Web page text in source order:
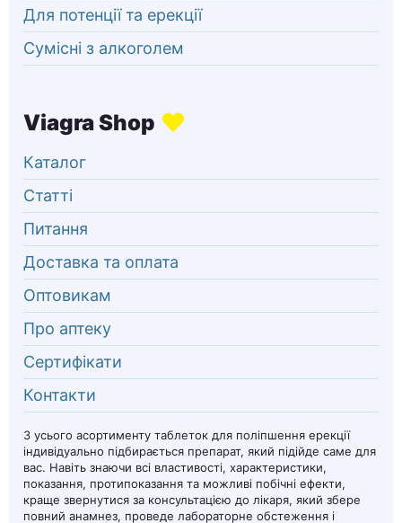
Для потенції та ерекції
Сумісні з алкоголем
Каталог
Статті
Питання
Доставка та оплата
Оптовикам
Про аптеку
Сертифікати
Контакти
З усього асортименту таблеток для поліпшення ерекції
індивідуально підбирається препарат, який підійде саме для
вас. Навіть знаючи всі властивості, характеристики,
показання, протипоказання та можливі побічні ефекти,
краще звернутися за консультацією до лікаря, який збере
повний анамнез, проведе лабораторне обстеження і